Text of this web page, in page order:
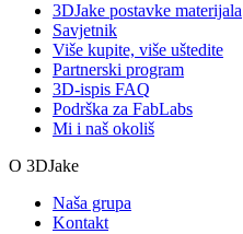
3DJake postavke materijala
Savjetnik
Više kupite, više uštedite
Partnerski program
3D-ispis FAQ
Podrška za FabLabs
Mi i naš okoliš
O 3DJake
Naša grupa
Kontakt